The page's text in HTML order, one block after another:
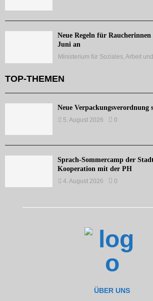
Neue Regeln für
Juni an
Ministerium für Soziales, Arbeit
TOP-THEMEN
Neue
5. August 2026 0
Sprach-Sommercamp der
Kooperation mit der PH
4. August 2026 0
ÜBER UNS